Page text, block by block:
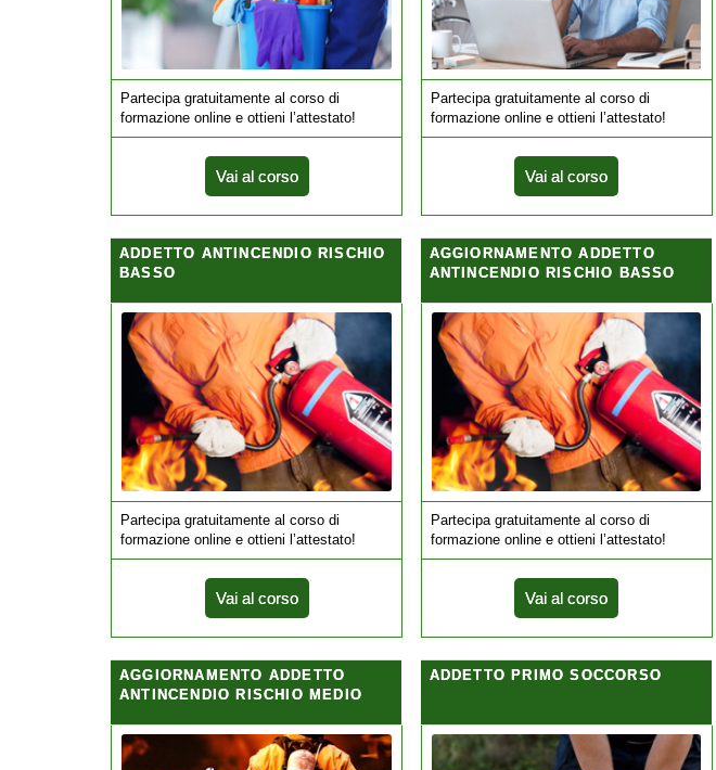
Partecipa gratuitamente al corso di
formazione online e ottieni l’attestato!
Vai al corso
Partecipa gratuitamente al corso di
formazione online e ottieni l’attestato!
Vai al corso
ADDETTO ANTINCENDIO RISCHIO
BASSO
Partecipa gratuitamente al corso di
formazione online e ottieni l’attestato!
Vai al corso
AGGIORNAMENTO ADDETTO
ANTINCENDIO RISCHIO BASSO
Partecipa gratuitamente al corso di
formazione online e ottieni l’attestato!
Vai al corso
AGGIORNAMENTO ADDETTO
ANTINCENDIO RISCHIO MEDIO
ADDETTO PRIMO SOCCORSO